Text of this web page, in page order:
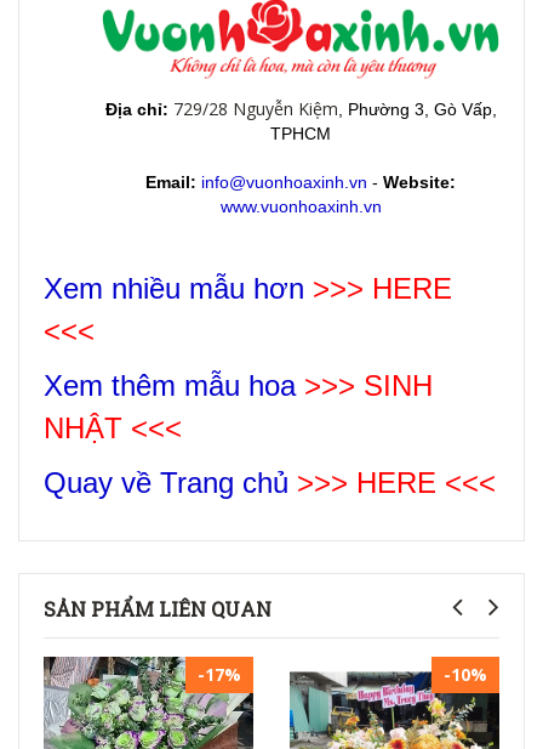
Địa chỉ: 729/28 Nguyễn Kiệm , Phường 3, Gò Vấp,
TPHCM
Email: info@vuonhoaxinh.vn - Website:
www.vuonhoaxinh.vn
Xem nhiều mẫu hơn >>> HERE
<<<
Xem thêm mẫu hoa >>> SINH
NHẬT <<<
Quay về Trang chủ >>> HERE <<<
SẢN PHẨM LIÊN QUAN
-17% -10%